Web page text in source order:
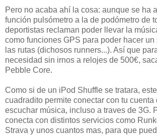
Pero no acaba ahí la cosa: aunque se ha
función pulsómetro a la de podómetro de
deportistas reclaman poder llevar la
como funciones GPS para poder hacer
las rutas (dichosos runners...). Así que
necesidad sin irnos a relojes de 500€,
Pebble Core.
Como si de un iPod Shuffle se tratara,
cuadradito permite conectar con tu cuenta
escuchar música, incluso a traves de 3G.
conecta con distintos servicios como
Strava y unos cuantos mas, para que